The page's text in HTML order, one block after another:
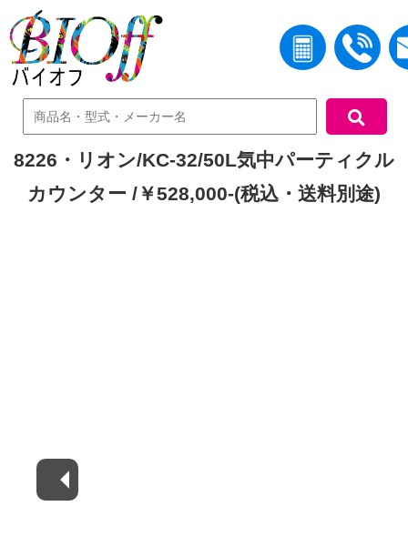
中古機器検索
8226・リオン/KC-32/50L気中パーティクル
カウンター /￥528,000-(税込・送料別途)